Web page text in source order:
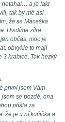
netahal… a je fakt
tak by mě asi
že se Maceška
Uvidíme zítra.
občas, moc je
obvykle to mají
3 krabice. Tak hezký
první jsem Vám
se pozdě, ona
přišla za
že je u ní kočička a